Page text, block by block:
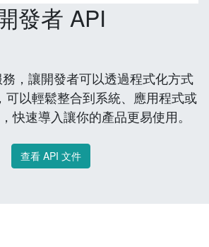
發者 API
，讓開發者可以透過程式化方式
可以輕鬆整合到系統、應用程式或
快速導入讓你的產品更易使用。
查看 API 文件